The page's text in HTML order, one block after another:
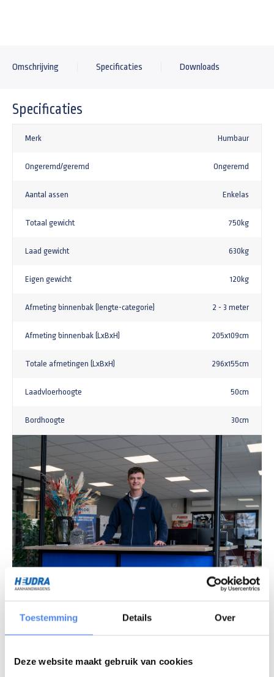
Toestemming Details Over
Deze website maakt gebruik van cookies
Omschrijving Specificaties Downloads
Specificaties
Merk Humbaur
Ongeremd/geremd Ongeremd
Aantal assen Enkelas
Totaal gewicht 750kg
Laad gewicht 630kg
Eigen gewicht 120kg
Afmeting binnenbak (lengte-categorie) 2 - 3 meter
Afmeting binnenbak (LxBxH) 205x109cm
Totale afmetingen (LxBxH) 296x155cm
Laadvloerhoogte 50cm
Bordhoogte 30cm
Chat met onze experts